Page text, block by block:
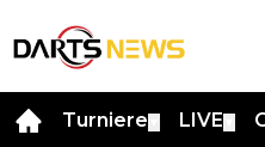
Turniere LIVE